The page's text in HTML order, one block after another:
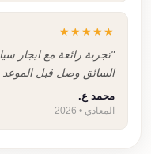
★★★★★
"تجربة رائعة مع ايجار
السائق وصل قبل الموعد
محمد ع.
المعادي • 2026